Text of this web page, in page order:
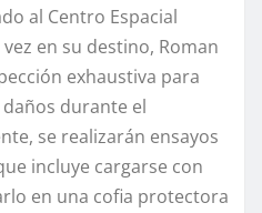
al Centro Espacial
en su destino, Roman
exhaustiva para
durante el
se realizarán ensayos
incluye cargarse con
en una cofia protectora